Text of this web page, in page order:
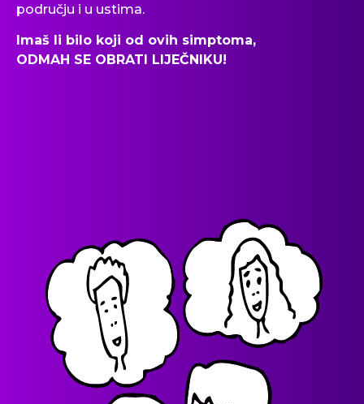
području i u ustima.
Imaš li bilo koji od ovih simptoma,
ODMAH SE OBRATI LIJEČNIKU!